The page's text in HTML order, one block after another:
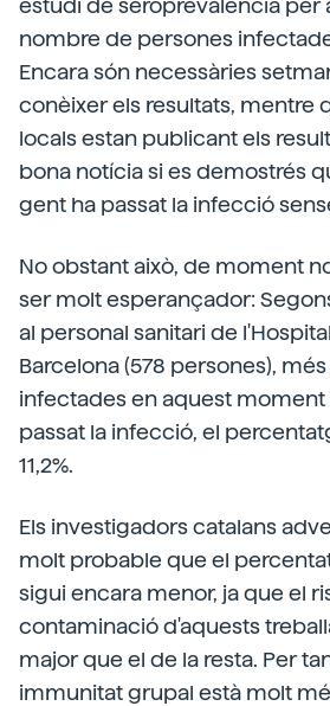
estudi de seroprevalencia per
nombre de persones
Encara són necessàries
conèixer els resultats, mentre
locals estan publicant els
bona notícia si es demostrés
gent ha passat la infecció
No obstant això, de moment
ser molt esperançador:
al personal sanitari de
Barcelona (578 persones),
infectades en aquest moment
passat la infecció, el
11,2%.
Els investigadors catalans
molt probable que el
sigui encara menor, ja que el
contaminació d'aquests
major que el de la resta. Per
immunitat grupal està molt